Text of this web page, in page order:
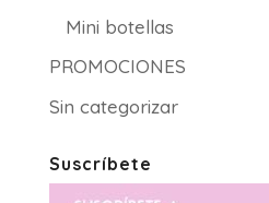
Mini botellas
PROMOCIONES
Sin categorizar
Suscríbete